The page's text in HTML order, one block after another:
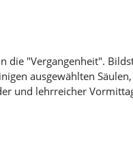
die "Vergangenheit".
ausgewählten
und lehrreicher